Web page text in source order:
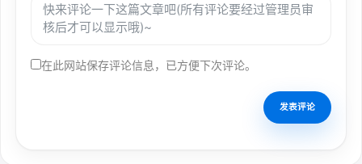
在此网站保存评论信息，已方便下次评论。